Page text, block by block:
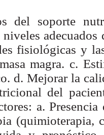
del soporte
fisiológicas y
magra. c.
d. Mejorar la
del
a.
(quimioterapia,